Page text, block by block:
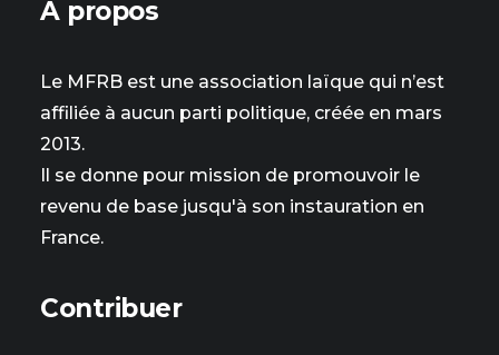
À propos
Le MFRB est une association laïque qui n’est
affiliée à aucun parti politique, créée en mars
2013.
Il se donne pour mission de promouvoir le
revenu de base jusqu'à son instauration en
France.
Contribuer